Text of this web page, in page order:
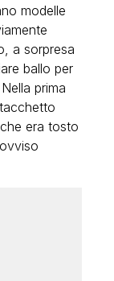
modelle
a sorpresa
ballo per
prima
era tosto